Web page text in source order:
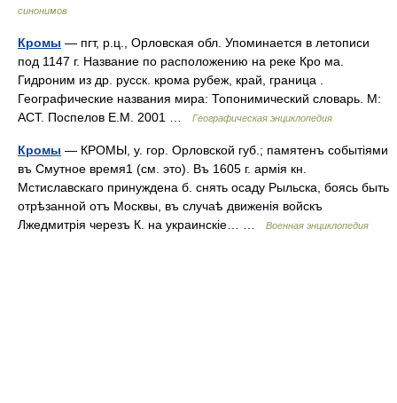
синонимов
Кромы — пгт, р.ц., Орловская обл. Упоминается в летописи
под 1147 г. Название по расположению на реке Кро ма.
Гидроним из др. русск. крома рубеж, край, граница .
Географические названия мира: Топонимический словарь. М:
АСТ. Поспелов Е.М. 2001 …
Географическая энциклопедия
Кромы — КРОМЫ, у. гор. Орловской губ.; памятенъ событіями
въ Смутное время1 (см. это). Въ 1605 г. армія кн.
Мстиславскаго принуждена б. снять осаду Рыльска, боясь быть
отрѣзанной отъ Москвы, въ случаѣ движенія войскъ
Лжедмитрія черезъ К. на украинскіе… …
Военная энциклопедия